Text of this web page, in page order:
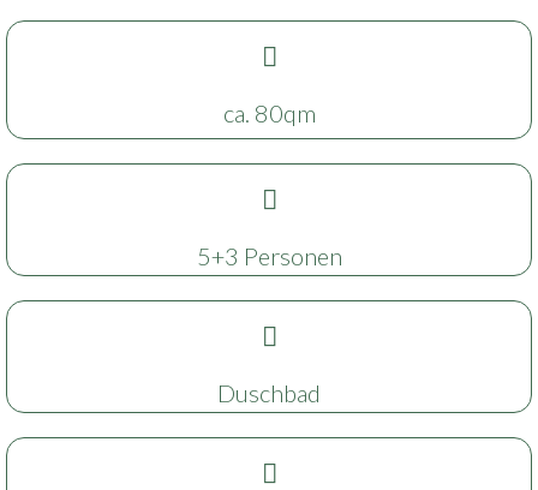
ca. 80qm
5+3 Personen
Duschbad